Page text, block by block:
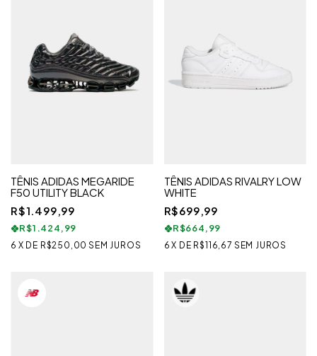
TÊNIS ADIDAS MEGARIDE
F50 UTILITY BLACK
R$1.499,99
R$1.424,99
6 X DE R$250,00 SEM JUROS
TÊNIS ADIDAS RIVALRY LOW
WHITE
R$699,99
R$664,99
6 X DE R$116,67 SEM JUROS